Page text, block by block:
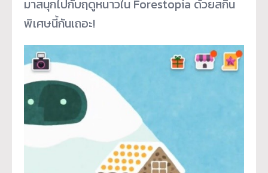
มาสนุกไปกับฤดูหนาวใน Forestopia ด้วยสกิน
พิเศษนี้กันเถอะ!